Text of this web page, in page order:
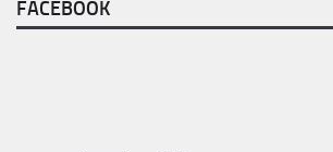
FACEBOOK